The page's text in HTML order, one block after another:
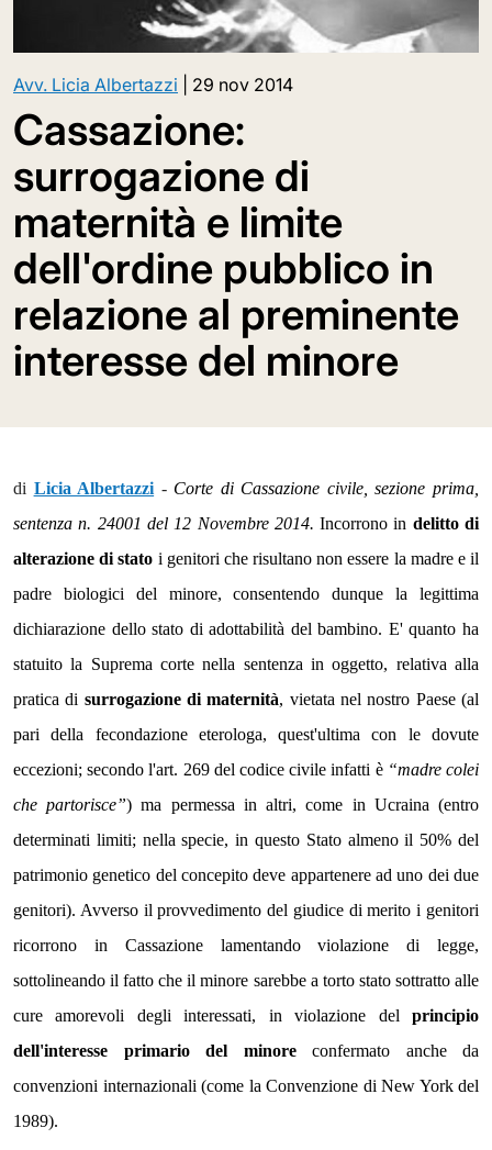
Avv. Licia Albertazzi 29 nov 2014
Cassazione:
surrogazione di
maternità e limite
dell'ordine pubblico in
relazione al preminente
interesse del minore
di Licia Albertazzi - Corte di Cassazione civile, sezione prima,
sentenza n. 24001 del 12 Novembre 2014.Incorrono in delitto di
alterazione di stato i genitori che risultano non essere la madre e il
padre biologici del minore, consentendo dunque la legittima
dichiarazione dello stato di adottabilità del bambino. E' quanto ha
statuito la Suprema corte nella sentenza in oggetto, relativa alla
pratica di surrogazione di maternità, vietata nel nostro Paese (al
pari della fecondazione eterologa, quest'ultima con le dovute
eccezioni; secondo l'art. 269 del codice civile infatti è “madre colei
che partorisce”) ma permessa in altri, come in Ucraina (entro
determinati limiti; nella specie, in questo Stato almeno il 50% del
patrimonio genetico del concepito deve appartenere ad uno dei due
genitori). Avverso il provvedimento del giudice di merito i genitori
ricorrono in Cassazione lamentando violazione di legge,
sottolineando il fatto che il minore sarebbe a torto stato sottratto alle
cure amorevoli degli interessati, in violazione del principio
dell'interesse primario del minoreconfermato anche da
convenzioni internazionali (come la Convenzione di New York del
1989).